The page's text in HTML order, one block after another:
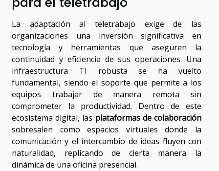
La adaptación al teletrabajo exige de las
organizaciones una inversión significativa en
tecnología y herramientas que aseguren la
continuidad y eficiencia de sus operaciones. Una
infraestructura TI robusta se ha vuelto
fundamental, siendo el soporte que permite a los
equipos trabajar de manera remota sin
comprometer la productividad. Dentro de este
ecosistema digital, las plataformas de colaboración
sobresalen como espacios virtuales donde la
comunicación y el intercambio de ideas fluyen con
naturalidad, replicando de cierta manera la
dinámica de una oficina presencial.